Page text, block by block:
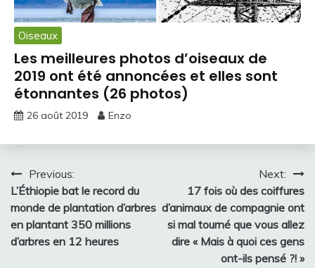
Oiseaux
Les meilleures photos d’oiseaux de
2019 ont été annoncées et elles sont
étonnantes (26 photos)
26 août 2019 Enzo
Navigation
de
l’article
Previous:
L’Éthiopie bat le record du
monde de plantation d’arbres
en plantant 350 millions
d’arbres en 12 heures
Next:
17 fois où des coiffures
d’animaux de compagnie ont
si mal tourné que vous allez
dire « Mais à quoi ces gens
ont-ils pensé ?! »